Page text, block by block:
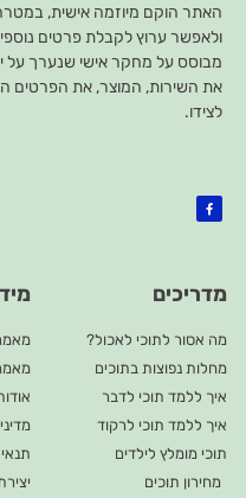
האתר הוקם מיוזמה אישית,
ולאפשר ערוץ לקבלת פרטים
מבוסס על מחקר אישי שנערך על
את השירות, המוצר, את הפרטים
לצידו.
מדריכים
מה אסור לתוכי לאכול?
מחלות נפוצות בתוכים
איך ללמד תוכי לדבר
איך ללמד תוכי לרקוד
תוכי מומלץ לילדים
מחירון תוכים